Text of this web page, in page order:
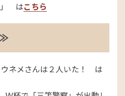
」 はこちら
ネメさんは２人いた！ は